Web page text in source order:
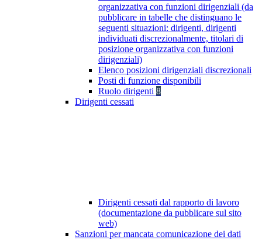
organizzativa con funzioni dirigenziali (da
pubblicare in tabelle che distinguano le
seguenti situazioni: dirigenti, dirigenti
individuati discrezionalmente, titolari di
posizione organizzativa con funzioni
dirigenziali)
Elenco posizioni dirigenziali discrezionali
Posti di funzione disponibili
Ruolo dirigenti 8
Dirigenti cessati
Dirigenti cessati dal rapporto di lavoro
(documentazione da pubblicare sul sito
web)
Sanzioni per mancata comunicazione dei dati